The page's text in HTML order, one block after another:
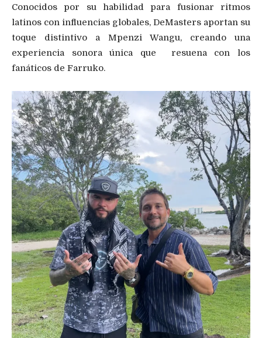
Conocidos por su habilidad para fusionar ritmos
latinos con influencias globales, DeMasters aportan su
toque distintivo a Mpenzi Wangu, creando una
experiencia sonora única que resuenacon los
fanáticos de Farruko.